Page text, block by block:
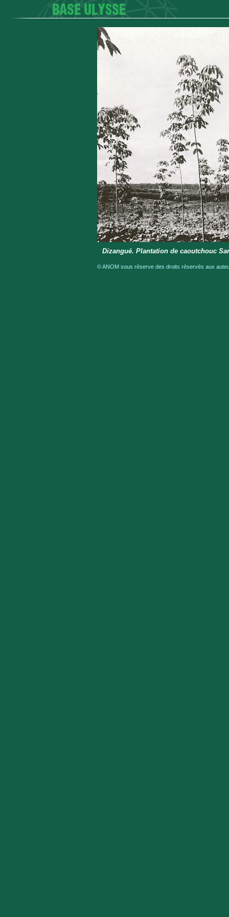
Dizangué. Plantation de caoutchouc
© ANOM sous réserve des droits réservés aux